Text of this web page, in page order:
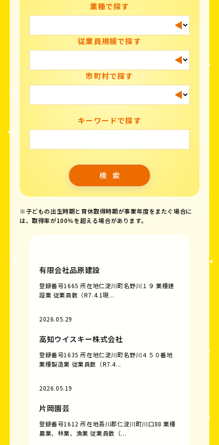
業種で探す
従業員規模で探す
市町村で探す
キーワードで探す
※子どもの出生時期と育休取得時期が事業年度をまたぐ場合に
は、取得率が100％を超える場合があります。
有限会社品原建設
登録番号1665 所在地仁淀川町名野川１９ 業種建
設業 従業員数（R7.4.1現...
2026.05.29
高知ウイスキー株式会社
登録番号1635 所在地仁淀川町名野川４５０番地
業種製造業 従業員数（R7.4...
2026.05.19
片岡園芸
登録番号1612 所在地吾川郡仁淀川町川口88 業種
農業、林業、漁業 従業員数（...